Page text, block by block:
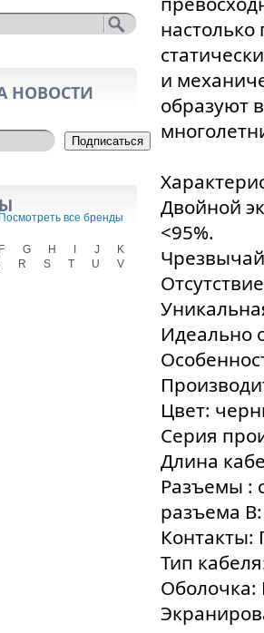
НОВОСТИ
Подписаться
все бренды
F G H J
K
R S T U
V
и
образуют
Двойной
<95%.
Идеально
Цвет:
Серия
Длина
Разъемы :
разъема
Контакты:
Тип
Оболочка: